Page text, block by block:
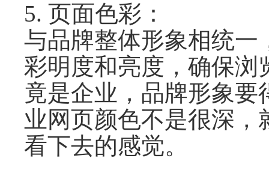
5. 页面色彩：
与品牌整体形象相统一
彩明度和亮度，确保
竟是企业，品牌形象
业网页颜色不是很深
看下去的感觉。